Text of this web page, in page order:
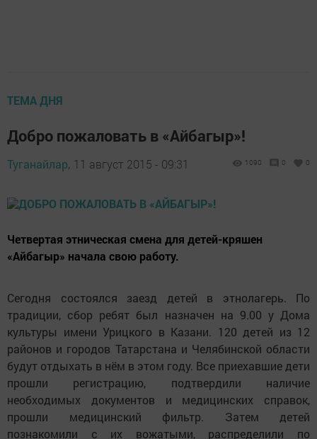
ТЕМА ДНЯ
Добро пожаловать в «Айбагыр»!
Туганайлар, 11 август 2015 - 09:31 1090 0 0
Четвертая этническая смена для детей-кряшен
«Айбагыр» начала свою работу.
Сегодня состоялся заезд детей в этнолагерь. По
традиции, сбор ребят был назначен на 9.00 у Дома
культуры имени Урицкого в Казани. 120 детей из 12
районов и городов Татарстана и Челябинской области
будут отдыхать в нём в этом году. Все приехавшие дети
прошли регистрацию, подтвердили наличие
необходимых документов и медицинских справок,
прошли медицинский фильтр. Затем детей
познакомили с их вожатыми, распределили по